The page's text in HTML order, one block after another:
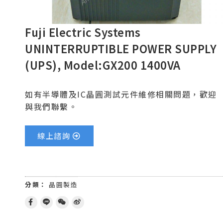
Fuji Electric Systems
UNINTERRUPTIBLE POWER SUPPLY
(UPS), Model:GX200 1400VA
如有半導體及IC晶圓測試元件維修相關問題，歡迎
與我們聯繫。
線上諮詢
分類： 晶圓製造